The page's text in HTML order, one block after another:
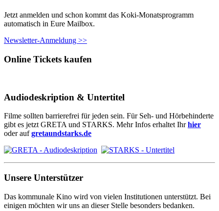
Jetzt anmelden und schon kommt das Koki-Monatsprogramm
automatisch in Eure Mailbox.
Newsletter-Anmeldung >>
Online Tickets kaufen
Audiodeskription & Untertitel
Filme sollten barrierefrei für jeden sein. Für Seh- und Hörbehinderte
gibt es jetzt GRETA und STARKS. Mehr Infos erhaltet Ihrhier
oder aufgretaundstarks.de
Unsere Unterstützer
Das kommunale Kino wird von vielen Institutionen unterstützt. Bei
einigen möchten wir uns an dieser Stelle besonders bedanken.